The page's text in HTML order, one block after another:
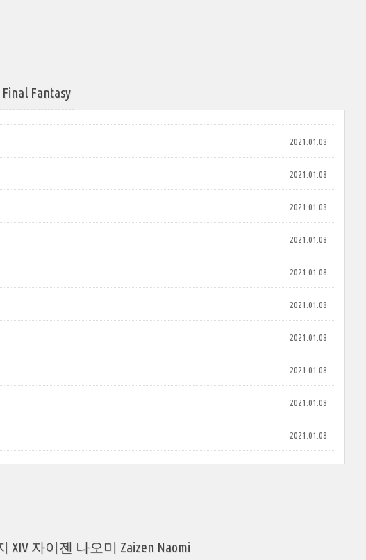
Fantasy
2021.01.08
2021.01.08
2021.01.08
2021.01.08
2021.01.08
2021.01.08
2021.01.08
2021.01.08
2021.01.08
2021.01.08
자이젠 나오미 Zaizen Naomi